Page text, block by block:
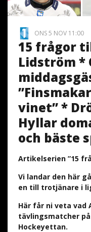
ONS 5 NOV 11:00
15 frågor
Lidström *
vinet” *
Hyllar
och bäste
Artikelserien ”15
Vi landar den här
en till trotjänare i
Här får ni veta vad
tävlingsmatcher
Hockeyettan.